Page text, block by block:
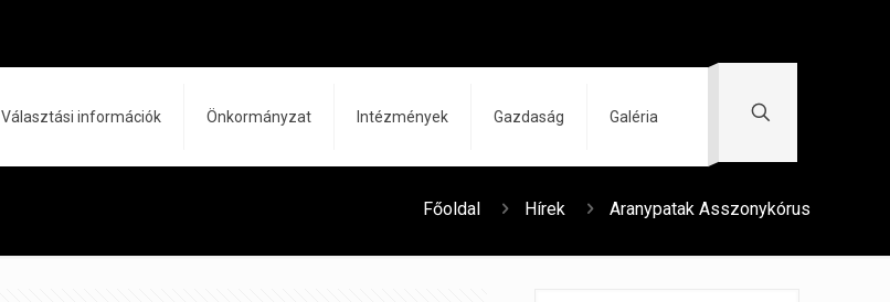
Választási információk Önkormányzat Intézmények Gazdaság Galéria
Főoldal Hírek Aranypatak Asszonykórus